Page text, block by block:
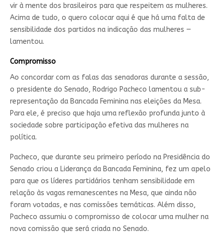
vir à mente dos brasileiros para que respeitem as mulheres.
Acima de tudo, o quero colocar aqui é que há uma falta de
sensibilidade dos partidos na indicação das mulheres —
lamentou.
Compromisso
Ao concordar com as falas das senadoras durante a sessão,
o presidente do Senado, Rodrigo Pacheco lamentou a sub-
representação da Bancada Feminina nas eleições da Mesa.
Para ele, é preciso que haja uma reflexão profunda junto à
sociedade sobre participação efetiva das mulheres na
política.
Pacheco, que durante seu primeiro período na Presidência do
Senado criou a Liderança da Bancada Feminina, fez um apelo
para que os líderes partidários tenham sensibilidade em
relação às vagas remanescentes na Mesa, que ainda não
foram votadas, e nas comissões temáticas. Além disso,
Pacheco assumiu o compromisso de colocar uma mulher na
nova comissão que será criada no Senado.